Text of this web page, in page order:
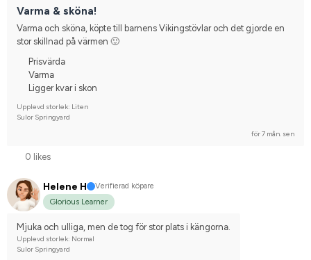
Varma & sköna!
Varma och sköna, köpte till barnens Vikingstövlar och det gjorde en
stor skillnad på värmen 🙂
Prisvärda
Varma
Ligger kvar i skon
Upplevd storlek: Liten
Sulor Springyard
för 7 mån. sen
0 likes
Helene H
Verifierad köpare
Glorious Learner
Mjuka och ulliga, men de tog för stor plats i kängorna.
Upplevd storlek: Normal
Sulor Springyard